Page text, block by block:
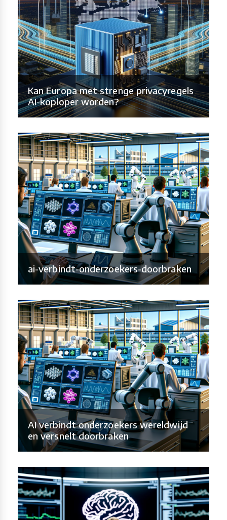
Kan Europa met strenge privacyregels
AI-koploper worden?
ai-verbindt-onderzoekers-doorbraken
AI verbindt onderzoekers wereldwijd
en versnelt doorbraken